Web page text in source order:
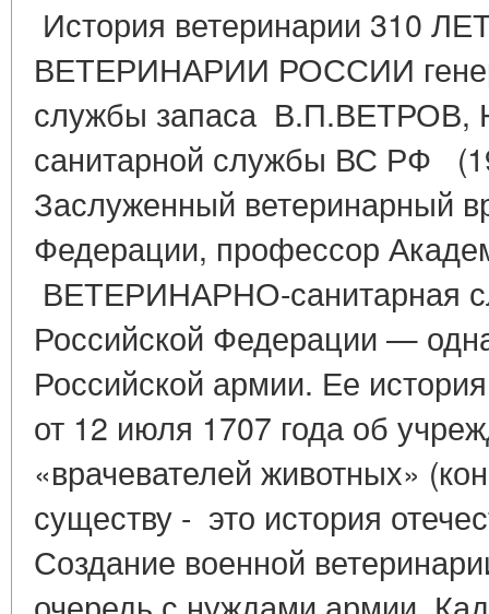
История ветеринарии 310
ВЕТЕРИНАРИИ РОССИИ
службы запаса В.П.ВЕТРОВ,
санитарной службы ВС РФ
Заслуженный ветеринарный
Федерации, профессор
ВЕТЕРИНАРНО-санитарная
Российской Федерации —
Российской армии. Ее
от 12 июля 1707 года об
«врачевателей животных»
существу - это история
Создание военной